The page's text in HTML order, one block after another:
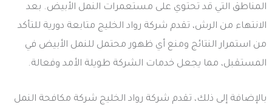
المناطق التي قد تحتوي على مستعمرات النمل الأبيض. بعد
الانتهاء من الرش، تقدم شركة رواد الخليج متابعة دورية للتأكد
من استمرار النتائج ومنع أي ظهور محتمل للنمل الأبيض في
المستقبل، مما يجعل خدمات الشركة طويلة الأمد وفعالة.
بالإضافة إلى ذلك، تقدم شركة رواد الخليج شركة مكافحة النمل